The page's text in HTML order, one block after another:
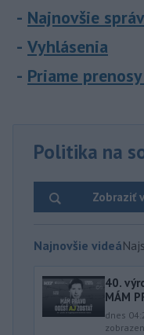
Najnovšie
Vyhlásenia
Priame
Politika na
Zobraziť
Najnovšie videá
40.⁠
MÁM
dnes